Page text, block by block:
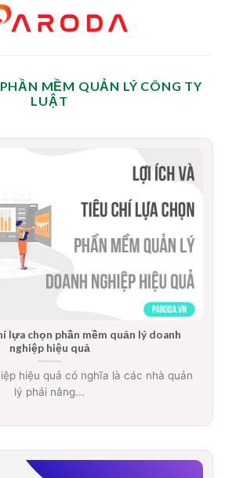
PHẦN MỀM QUẢN LÝ CÔNG TY
LUẬT
lựa chọn phần mềm quản lý doanh
nghiệp hiệu quả
hiệu quả có nghĩa là các nhà quản
lý phải nâng...